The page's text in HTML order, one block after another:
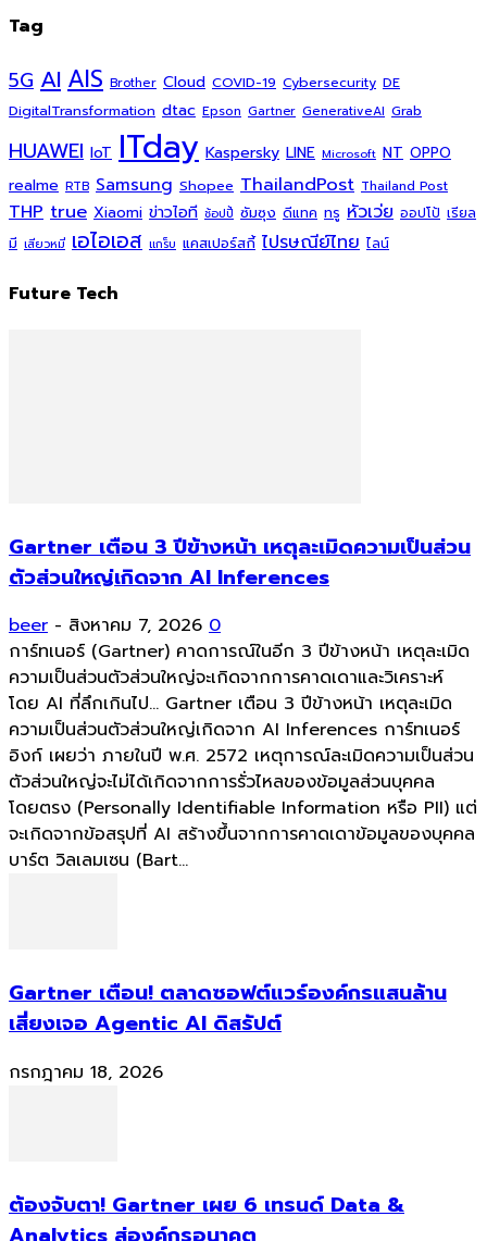
Tag
5G AIAIS Brother Cloud COVID-19 Cybersecurity DE
DigitalTransformation dtac Epson Gartner GenerativeAI Grab
HUAWEI IoT ITday Kaspersky LINE Microsoft NT OPPO
realme RTB Samsung Shopee ThailandPost Thailand Post
THP true Xiaomi ข่าวไอที ช้อปปี้ ซัมซุง ดีแทค ทรู หัวเว่ย ออปโป้ เรียล
มี เสียวหมี่ เอไอเอส แกร็บ แคสเปอร์สกี้ ไปรษณีย์ไทย ไลน์
Future Tech
Gartner เตือน 3 ปีข้างหน้า เหตุละเมิดความเป็นส่วน
ตัวส่วนใหญ่เกิดจาก AI Inferences
beer - สิงหาคม 7, 2026 0
การ์ทเนอร์ (Gartner) คาดการณ์ในอีก 3 ปีข้างหน้า เหตุละเมิด
ความเป็นส่วนตัวส่วนใหญ่จะเกิดจากการคาดเดาและวิเคราะห์
โดย AI ที่ลึกเกินไป... Gartner เตือน 3 ปีข้างหน้า เหตุละเมิด
ความเป็นส่วนตัวส่วนใหญ่เกิดจาก AI Inferences การ์ทเนอร์
อิงก์ เผยว่า ภายในปี พ.ศ. 2572 เหตุการณ์ละเมิดความเป็นส่วน
ตัวส่วนใหญ่จะไม่ได้เกิดจากการรั่วไหลของข้อมูลส่วนบุคคล
โดยตรง (Personally Identifiable Information หรือ PII) แต่
จะเกิดจากข้อสรุปที่ AI สร้างขึ้นจากการคาดเดาข้อมูลของบุคคล
บาร์ต วิลเลมเซน (Bart...
Gartner เตือน! ตลาดซอฟต์แวร์องค์กรแสนล้าน
เสี่ยงเจอ Agentic AI ดิสรัปต์
กรกฎาคม 18, 2026
ต้องจับตา! Gartner เผย 6 เทรนด์ Data &